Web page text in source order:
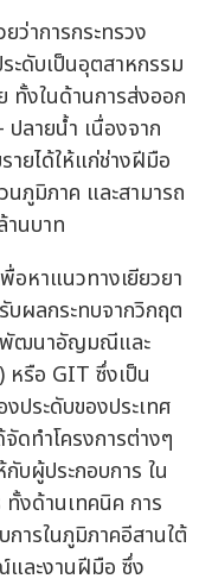
ว่าการกระทรวง
ดับเป็นอุตสาหกรรม
ทั้งในด้านการส่งออก
ปลายน้ำ เนื่องจาก
ายได้ให้แก่ช่างฝีมือ
นภูมิภาค และสามารถ
านบาท
หาแนวทางเยียวยา
บผลกระทบจากวิกฤต
พัฒนาอัญมณีและ
หรือ GIT ซึ่งเป็น
ระดับของประเทศ
ดทำโครงการต่างๆ
บผู้ประกอบการ ใน
งด้านเทคนิค การ
การในภูมิภาคอีสานใต้
และงานฝีมือ ซึ่ง